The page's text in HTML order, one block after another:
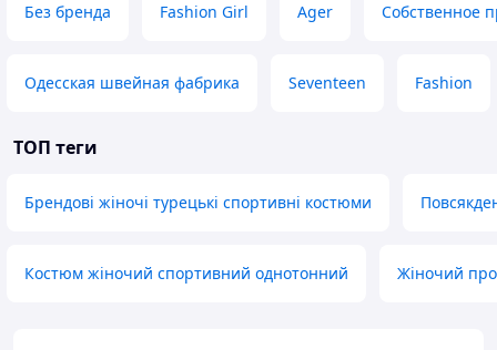
Без бренда Fashion Girl Ager Собственное
Одесская швейная фабрика Seventeen Fashion
ТОП теги
Брендові жіночі турецькі спортивні костюми
Костюм жіночий спортивний однотонний Жіночий